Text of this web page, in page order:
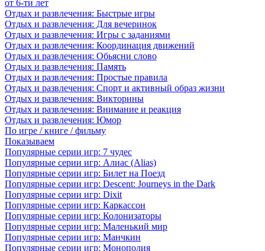
от 6-ти лет
Отдых и развлечения: Быстрые игры
Отдых и развлечения: Для вечеринок
Отдых и развлечения: Игры с заданиями
Отдых и развлечения: Координация движений
Отдых и развлечения: Обьясни слово
Отдых и развлечения: Память
Отдых и развлечения: Простые правила
Отдых и развлечения: Спорт и активный образ жизни
Отдых и развлечения: Викторины
Отдых и развлечения: Внимание и реакция
Отдых и развлечения: Юмор
По игре / книге / фильму
Показываем
Популярные серии игр: 7 чудес
Популярные серии игр: Алиас (Alias)
Популярные серии игр: Билет на Поезд
Популярные серии игр: Descent: Journeys in the Dark
Популярные серии игр: Dixit
Популярные серии игр: Каркассон
Популярные серии игр: Колонизаторы
Популярные серии игр: Маленький мир
Популярные серии игр: Манчкин
Популярные серии игр: Монополия